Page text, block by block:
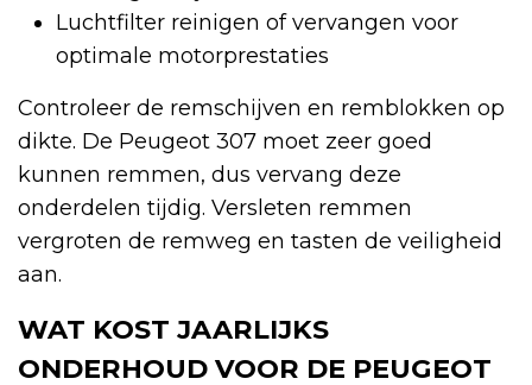
Luchtfilter reinigen of vervangen voor
optimale motorprestaties
Controleer de remschijven en remblokken op
dikte. De Peugeot 307 moet zeer goed
kunnen remmen, dus vervang deze
onderdelen tijdig. Versleten remmen
vergroten de remweg en tasten de veiligheid
aan.
WAT KOST JAARLIJKS
ONDERHOUD VOOR DE PEUGEOT